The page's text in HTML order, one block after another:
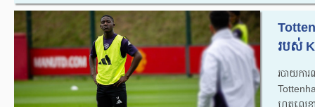
របស់
របាយក
ហត្ថលេ